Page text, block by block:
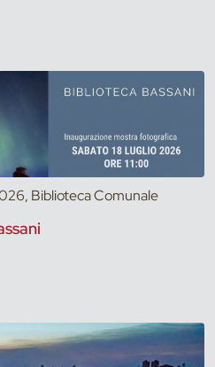
Biblioteca Comunale